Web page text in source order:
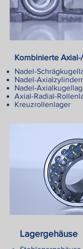
Kombinierte
Nadel-
Nadel-
Nadel-
Axial-Radial-
Kreuzrollenlager
Lagergehäuse